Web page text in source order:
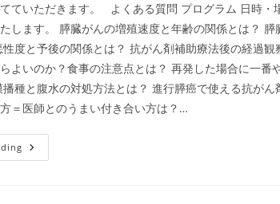
広
島
2015
ていただきます。 よくある質問 プログラム 日時
します。 膵臓がんの増殖速度と年齢の関係とは？
性度と予後の関係とは？ 抗がん剤補助療法後の経
よいのか？食事の注意点とは？ 再発した場合に一
種と腹水の対処方法とは？ 進行膵癌で使える抗が
＝医師とのうまい付き合い方は？…
2015
年